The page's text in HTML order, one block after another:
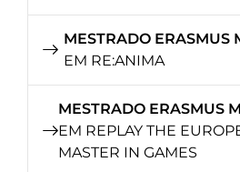
MESTRADO ERASMUS
EM RE:ANIMA
MESTRADO ERASMUS
EM REPLAY THE
MASTER IN GAMES